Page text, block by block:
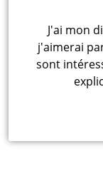
J'ai mon
j'aimerai
sont